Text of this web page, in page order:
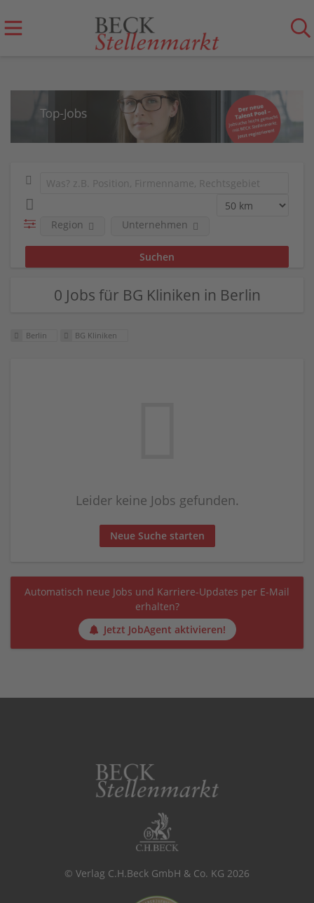
Region Unternehmen
0 Jobs für BG Kliniken in Berlin
Berlin BG Kliniken
Leider keine Jobs gefunden.
Neue Suche starten
Automatisch neue Jobs und Karriere-Updates per E-Mail
erhalten?
Jetzt JobAgent aktivieren!
© Verlag C.H.Beck GmbH & Co. KG 2026